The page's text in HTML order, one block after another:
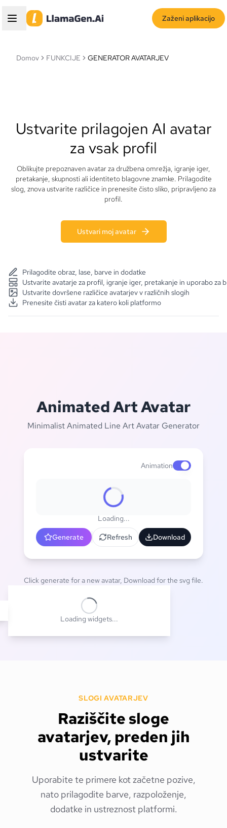
Zaženi aplikacijo
Domov FUNKCIJE GENERATOR AVATARJEV
Ustvarite prilagojen AI avatar
za vsak profil
Oblikujte prepoznaven avatar za družbena omrežja, igranje iger,
pretakanje, skupnosti ali identiteto blagovne znamke. Prilagodite
slog, znova ustvarite različice in prenesite čisto sliko, pripravljeno za
profil.
Ustvari moj avatar
Prilagodite obraz, lase, barve in dodatke
Ustvarite avatarje za profil, igranje iger, pretakanje in uporabo za
Ustvarite dovršene različice avatarjev v različnih slogih
Prenesite čisti avatar za katero koli platformo
Animated Art Avatar
Minimalist Animated Line Art Avatar Generator
AnimationEnable
Loading...
Generate Refresh Download
Click generate for a new avatar, Download for the svg file.
Loading widgets...
SLOGI AVATARJEV
Raziščite sloge
avatarjev, preden jih
ustvarite
Uporabite te primere kot začetne pozive,
nato prilagodite barve, razpoloženje,
dodatke in ustreznost platformi.